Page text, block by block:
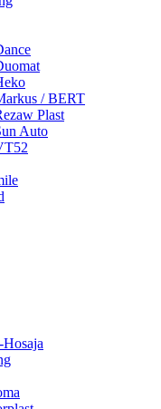
/ BERT
Plast
Auto